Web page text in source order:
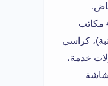
دورة مياه، 4 مكاتب
(كنبة)، كراسي
خدمة،